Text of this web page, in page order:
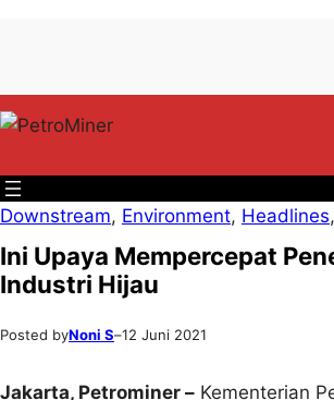
konten
content
Downstream, Environment, Headlines,
Ini Upaya Mempercepat
Industri Hijau
Posted byNoni S–12 Juni 2021
Jakarta, Petrominer – Kementerian